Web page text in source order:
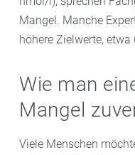
Mangel. Manche
höhere Zielwerte,
Wie man
Mangel
Viele Menschen